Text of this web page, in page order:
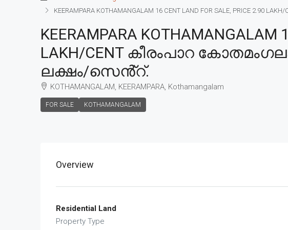
KEERAMPARA KOTHAMANGALAM 16 CENT LAND FOR SALE,
KEERAMPARA KOTHAMANGALAM
LAKH/CENT കീരംപാറ
ലക്ഷം/സെൻ്റ്.
KOTHAMANGALAM, KEERAMPARA, Kothamangalam
FOR SALE KOTHAMANGALAM
Overview
Residential Land
Property Type